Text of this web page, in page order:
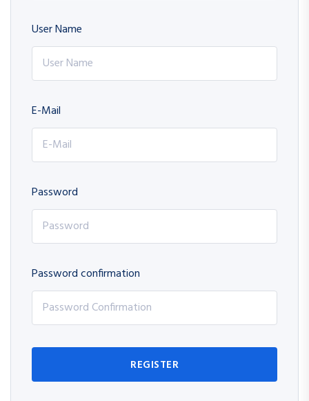
User Name
E-Mail
Password
Password confirmation
REGISTER